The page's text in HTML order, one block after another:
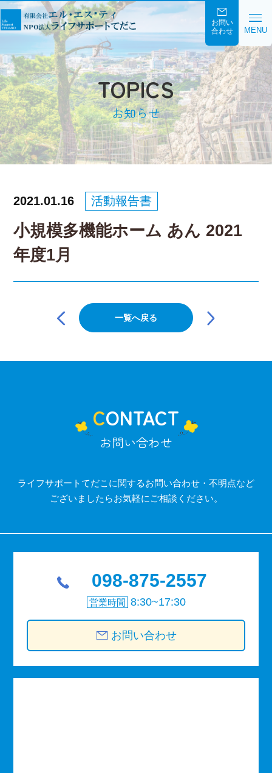
お問い
合わせ
MENU
TOPICS
お知らせ
小規模多機能ホーム あん 2021
年度1月
2021.01.16 活動報告書
シ
一覧へ戻る
CONTACT
お問い合わせ
ライフサポートてだこに関するお問い合わせ・不明点など
ございましたらお気軽にご相談ください。
098-875-2557
営業時間 8:30~17:30
お問い合わせ